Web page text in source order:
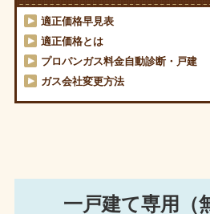
適正価格早見表
適正価格とは
プロパンガス料金自動診断・戸建
ガス会社変更方法
一戸建て専用（